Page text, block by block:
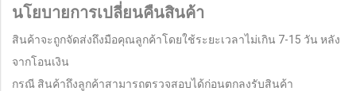
นโยบายการเปลี่ยนคืนสินค้า
สินค้าจะถูกจัดส่งถึงมือคุณลูกค้าโดยใช้ระยะเวลาไม่เกิน 7-15 วัน หลัง
จากโอนเงิน
กรณี สินค้าถึงลูกค้าสามารถตรวจสอบได้ก่อนตกลงรับสินค้า